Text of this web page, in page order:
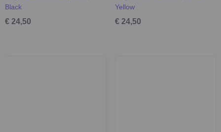
Black
€ 24,50
Yellow
€ 24,50